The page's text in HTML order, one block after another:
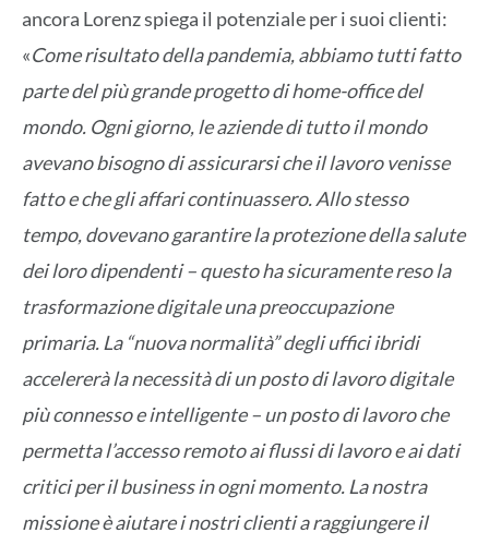
ancora Lorenz spiega il potenziale per i suoi clienti:
«Come risultato della pandemia, abbiamo tutti fatto
parte del più grande progetto di home-office del
mondo. Ogni giorno, le aziende di tutto il mondo
avevano bisogno di assicurarsi che il lavoro venisse
fatto e che gli affari continuassero. Allo stesso
tempo, dovevano garantire la protezione della salute
dei loro dipendenti – questo ha sicuramente reso la
trasformazione digitale una preoccupazione
primaria. La “nuova normalità” degli uffici ibridi
accelererà la necessità di un posto di lavoro digitale
più connesso e intelligente – un posto di lavoro che
permetta l’accesso remoto ai flussi di lavoro e ai dati
critici per il business in ogni momento. La nostra
missione è aiutare i nostri clienti a raggiungere il